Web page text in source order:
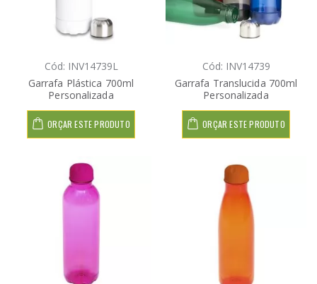
Cód: INV14739L
Garrafa Plástica 700ml
Personalizada
ORÇAR ESTE PRODUTO
Cód: INV14739
Garrafa Translucida 700ml
Personalizada
ORÇAR ESTE PRODUTO